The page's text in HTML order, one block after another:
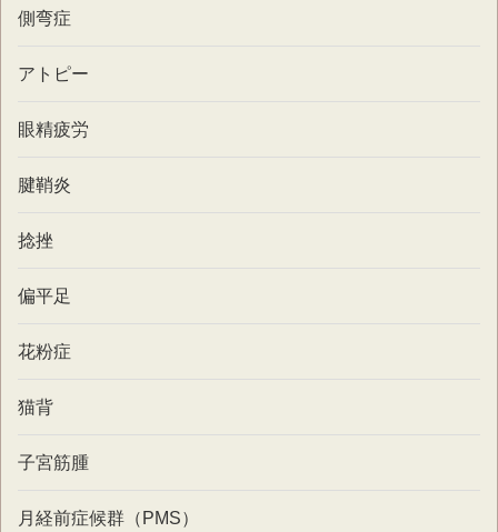
側弯症
アトピー
眼精疲労
腱鞘炎
捻挫
偏平足
花粉症
猫背
子宮筋腫
月経前症候群（PMS）